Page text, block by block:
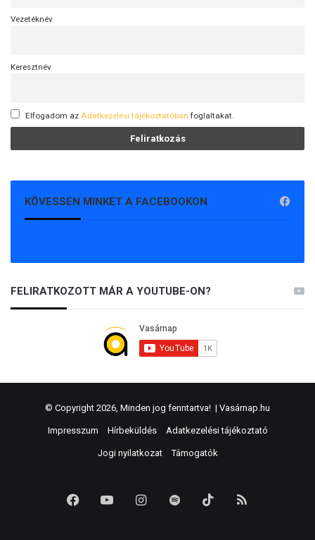
Vezetéknév
Keresztnév
Elfogadom az Adatkezelési tájékoztatóban foglaltakat.
KÖVESSEN MINKET A FACEBOOKON
FELIRATKOZOTT MÁR A YOUTUBE-ON?
© Copyright 2026, Minden jog fenntartva! | Vasárnap.hu
Impresszum Hírbeküldés Adatkezelési tájékoztató
Jogi nyilatkozat Támogatók
FacebookYouTubeInstagram
Spotify TikTok